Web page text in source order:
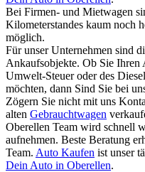
Bei Firmen- und Mietwagen
Kilometerstandes kaum noch
möglich.
Für unser Unternehmen sind
Ankaufsobjekte. Ob Sie Ihren
Umwelt-Steuer oder des
möchten, dann Sind Sie bei
Zögern Sie nicht mit uns
alten Gebrauchtwagen
Oberellen Team wird schnell
aufnehmen. Beste Beratung
Team. Auto Kaufen ist unser
Dein Auto in Oberellen.